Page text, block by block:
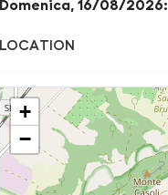
Domenica, 16/08/2026:
LOCATION
+
−